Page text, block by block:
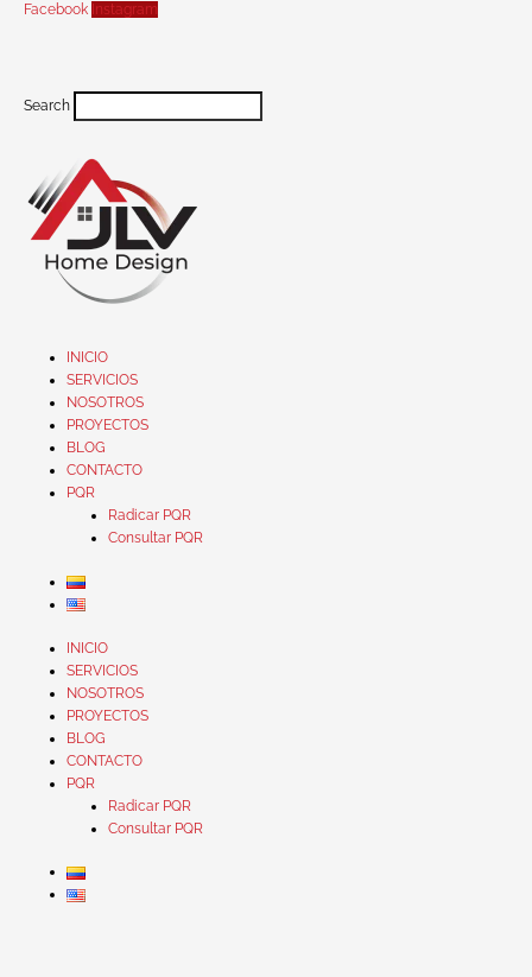
Facebook Instagram
Search
INICIO
SERVICIOS
NOSOTROS
PROYECTOS
BLOG
CONTACTO
PQR
Radicar PQR
Consultar PQR
INICIO
SERVICIOS
NOSOTROS
PROYECTOS
BLOG
CONTACTO
PQR
Radicar PQR
Consultar PQR